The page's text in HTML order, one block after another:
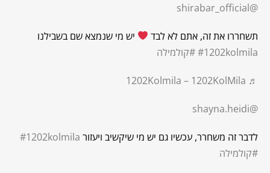
@shirabar_official
תשחררו את זה, אתם לא לבד
יש מי שנמצא שם בשבילנו
#1202kolmila#קולמילה
♬ 1202Kolmila – 1202KolMila
@shayna.heidi
לדבר זה משחרר, עכשיו גם יש מי שיקשיב ויעזור #1202kolmila
#קולמילה